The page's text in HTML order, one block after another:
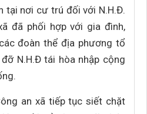
tại nơi cư trú đối với N.H.Đ.
đã phối hợp với gia đình,
đoàn thể địa phương tổ
N.H.Đ tái hòa nhập cộng
an xã tiếp tục siết chặt